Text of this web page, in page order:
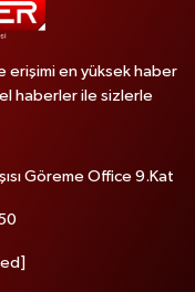
erişimi en yüksek haber
haberler ile sizlerle
Göreme Office 9.Kat